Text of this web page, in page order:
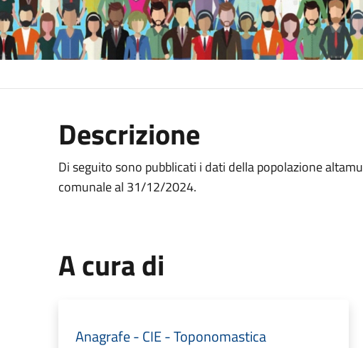
Descrizione
Di seguito sono pubblicati i dati della popolazione
comunale al 31/12/2024.
A cura di
Anagrafe - CIE - Toponomastica